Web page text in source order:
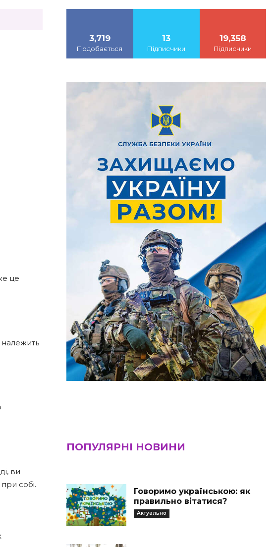
це
ви
собі.
3,719
Подобається
13
Підписчики
19,358
Підписчики
ПОПУЛЯРНІ НОВИНИ
Говоримо українською: як
правильно вітатися?
Актуально